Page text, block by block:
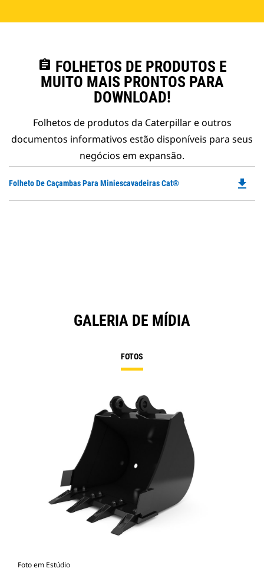
assignment FOLHETOS DE PRODUTOS E
MUITO MAIS PRONTOS PARA
DOWNLOAD!
Folhetos de produtos da Caterpillar e outros
documentos informativos estão disponíveis para seus
negócios em expansão.
Folheto De Caçambas Para Miniescavadeiras Cat® file_download
GALERIA DE MÍDIA
FOTOS
Foto em Estúdio